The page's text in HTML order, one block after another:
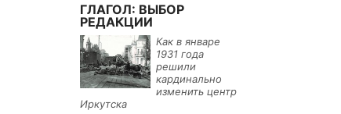
ГЛАГОЛ: ВЫБОР
РЕДАКЦИИ
Как в январе
1931 года
решили
кардинально
изменить центр
Иркутска